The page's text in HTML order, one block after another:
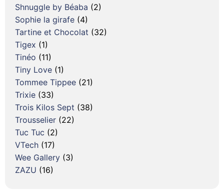
Shnuggle by Béaba (2)
Sophie la girafe (4)
Tartine et Chocolat (32)
Tigex (1)
Tinéo (11)
Tiny Love (1)
Tommee Tippee (21)
Trixie (33)
Trois Kilos Sept (38)
Trousselier (22)
Tuc Tuc (2)
VTech (17)
Wee Gallery (3)
ZAZU (16)